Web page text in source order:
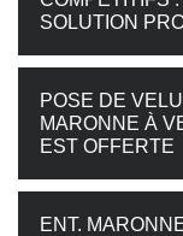
SOLUTION
POSE DE
MARONNE À
EST OFFERTE
ENT.